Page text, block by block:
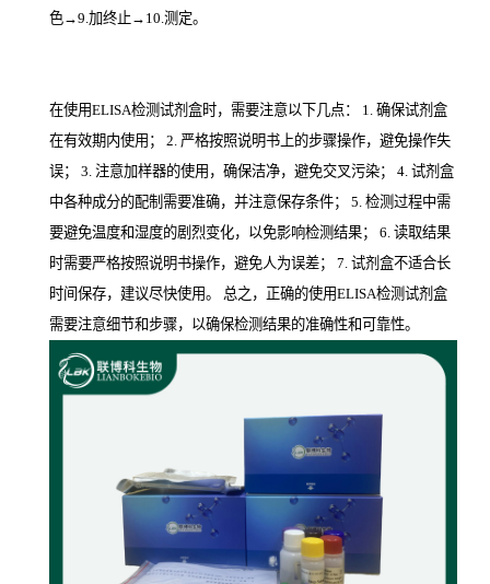
色→9.加终止→10.测定。
在使用ELISA检测试剂盒时，需要注意以下几点： 1. 确保试剂盒
在有效期内使用； 2. 严格按照说明书上的步骤操作，避免操作失
误； 3. 注意加样器的使用，确保洁净，避免交叉污染； 4. 试剂盒
中各种成分的配制需要准确，并注意保存条件； 5. 检测过程中需
要避免温度和湿度的剧烈变化，以免影响检测结果； 6. 读取结果
时需要严格按照说明书操作，避免人为误差； 7. 试剂盒不适合长
时间保存，建议尽快使用。 总之，正确的使用ELISA检测试剂盒
需要注意细节和步骤，以确保检测结果的准确性和可靠性。